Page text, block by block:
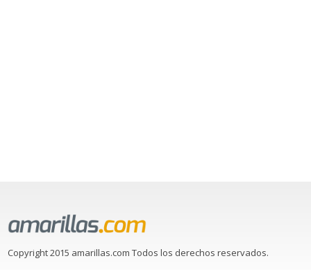
Copyright 2015 amarillas.com Todos los derechos reservados.